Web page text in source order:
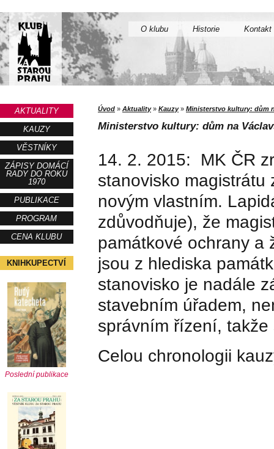
O klubu Historie Kontakt
AKTUALITY
KAUZY
VĚSTNÍKY
ZÁPISY DOMÁCÍ
RADY DO ROKU
1970
PUBLIKACE
PROGRAM
CENA KLUBU
KNIHKUPECTVÍ
Poslední publikace
Úvod » Aktuality» Kauzy» Ministerstvo kultury: dům
Ministerstvo kultury: dům na
14. 2. 2015: MK ČR
stanovisko magistrátu
novým vlastním.
zdůvodňuje), že
památkové ochrany a
jsou z hlediska
stanovisko je nadále
stavebním úřadem,
správním řízení,
Celou chronologii